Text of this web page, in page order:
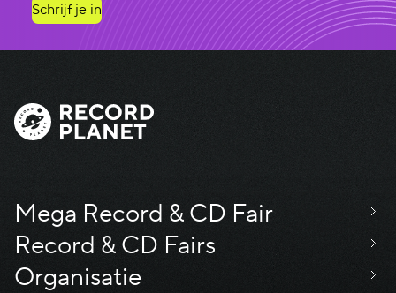
Schrijf je in
Mega Record & CD Fair
Record & CD Fairs
Organisatie